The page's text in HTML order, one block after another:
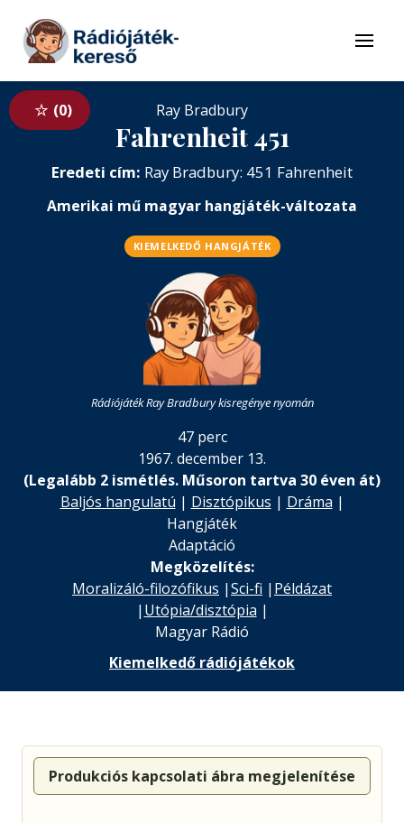
Tovább a tartalomhoz
Menü
0 Ray Bradbury
Fahrenheit 451
Eredeti cím: Ray Bradbury: 451 Fahrenheit
Amerikai mű magyar hangjáték-változata
KIEMELKEDŐ HANGJÁTÉK
Rádiójáték Ray Bradbury kisregénye nyomán
47 perc
1967. december 13.
(Legalább 2 ismétlés. Műsoron tartva 30 éven át)
Baljós hangulatú | Disztópikus | Dráma |
Hangjáték
Adaptáció
Megközelítés:
Moralizáló-filozófikus |Sci-fi | Példázat
| Utópia/disztópia |
Magyar Rádió
Kiemelkedő rádiójátékok
Produkciós kapcsolati ábra megjelenítése